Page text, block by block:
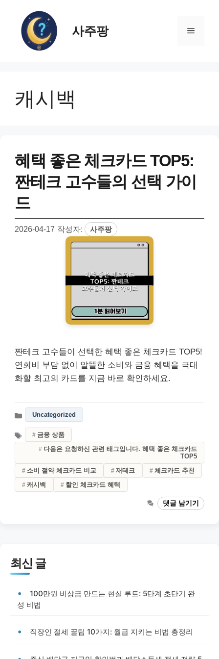
사주팡 메
캐시백
혜택 좋은 체크카드 TOP5:
짠테크 고수들의 선택 가이
드
2026-04-17 작성자: 사주팡
짠테크 고수들이 선택한 혜택 좋은 체크카드 TOP5!
연회비 부담 없이 알뜰한 소비와 금융 혜택을 극대
화할 최고의 카드를 지금 바로 확인하세요.
Uncategorized
금융 상품
다음은 요청하신 관련 태그입니다. 혜택 좋은 체크카드
TOP5
소비 절약 체크카드 비교
재테크
체크카드 추천
캐시백
할인 체크카드 혜택
댓글 남기기
최신 글
100만원 비상금 만드는 현실 루트: 5단계 초단기 완
성 비법
직장인 절세 꿀팁 10가지: 월급 지키는 비법 총정리